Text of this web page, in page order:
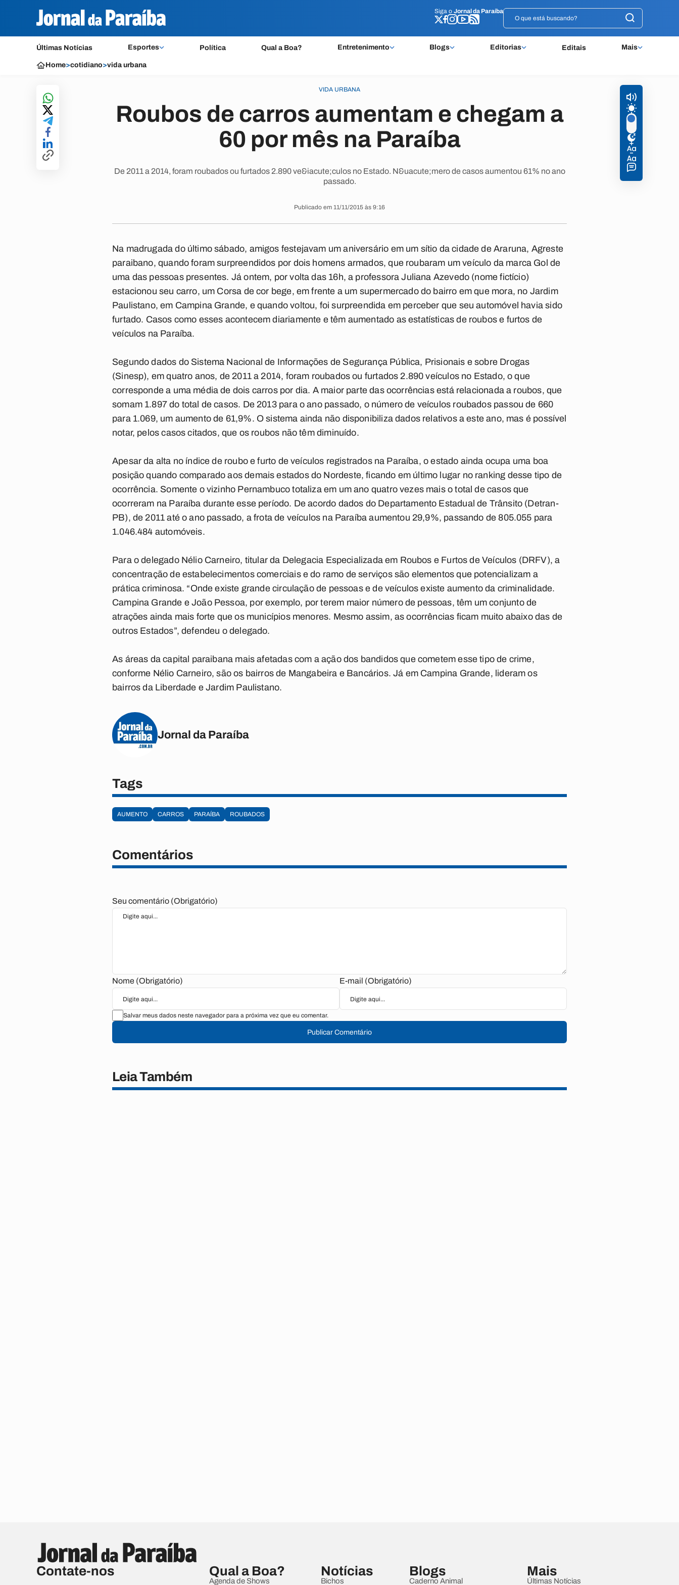
Siga o Jornal da Paraíba
Últimas Notícias Esportes Política Qual a Boa? Entretenimento Blogs Editorias Editais Mais
Siga o Jornal da Paraíba
Home>cotidiano>vida urbana
VIDA URBANA
Roubos de carros aumentam e chegam a
60 por mês na Paraíba
De 2011 a 2014, foram roubados ou furtados 2.890 ve&iacute;culos no Estado. N&uacute;mero de casos aumentou 61% no ano
passado.
Publicado em 11/11/2015 às 9:16
Na madrugada do último sábado, amigos festejavam um aniversário em um sítio da cidade de Araruna, Agreste
paraibano, quando foram surpreendidos por dois homens armados, que roubaram um veículo da marca Gol de
uma das pessoas presentes. Já ontem, por volta das 16h, a professora Juliana Azevedo (nome fictício)
estacionou seu carro, um Corsa de cor bege, em frente a um supermercado do bairro em que mora, no Jardim
Paulistano, em Campina Grande, e quando voltou, foi surpreendida em perceber que seu automóvel havia sido
furtado. Casos como esses acontecem diariamente e têm aumentado as estatísticas de roubos e furtos de
veículos na Paraíba.
Segundo dados do Sistema Nacional de Informações de Segurança Pública, Prisionais e sobre Drogas
(Sinesp), em quatro anos, de 2011 a 2014, foram roubados ou furtados 2.890 veículos no Estado, o que
corresponde a uma média de dois carros por dia. A maior parte das ocorrências está relacionada a roubos, que
somam 1.897 do total de casos. De 2013 para o ano passado, o número de veículos roubados passou de 660
para 1.069, um aumento de 61,9%. O sistema ainda não disponibiliza dados relativos a este ano, mas é possível
notar, pelos casos citados, que os roubos não têm diminuído.
Apesar da alta no índice de roubo e furto de veículos registrados na Paraíba, o estado ainda ocupa uma boa
posição quando comparado aos demais estados do Nordeste, ficando em último lugar no ranking desse tipo de
ocorrência. Somente o vizinho Pernambuco totaliza em um ano quatro vezes mais o total de casos que
ocorreram na Paraíba durante esse período. De acordo dados do Departamento Estadual de Trânsito (Detran-
PB), de 2011 até o ano passado, a frota de veículos na Paraíba aumentou 29,9%, passando de 805.055 para
1.046.484 automóveis.
Para o delegado Nélio Carneiro, titular da Delegacia Especializada em Roubos e Furtos de Veículos (DRFV), a
concentração de estabelecimentos comerciais e do ramo de serviços são elementos que potencializam a
prática criminosa. “Onde existe grande circulação de pessoas e de veículos existe aumento da criminalidade.
Campina Grande e João Pessoa, por exemplo, por terem maior número de pessoas, têm um conjunto de
atrações ainda mais forte que os municípios menores. Mesmo assim, as ocorrências ficam muito abaixo das de
outros Estados”, defendeu o delegado.
As áreas da capital paraibana mais afetadas com a ação dos bandidos que cometem esse tipo de crime,
conforme Nélio Carneiro, são os bairros de Mangabeira e Bancários. Já em Campina Grande, lideram os
bairros da Liberdade e Jardim Paulistano.
Jornal da Paraíba
Tags
AUMENTO CARROS PARAÍBA ROUBADOS
Comentários
Seu comentário (Obrigatório)
Nome (Obrigatório) E-mail (Obrigatório)
Salvar meus dados neste navegador para a próxima vez que eu comentar.
Publicar Comentário
Leia Também
Contate-nos Qual a Boa?
Agenda de Shows
Notícias
Bichos
Blogs
Caderno Animal
Mais
Últimas Notícias